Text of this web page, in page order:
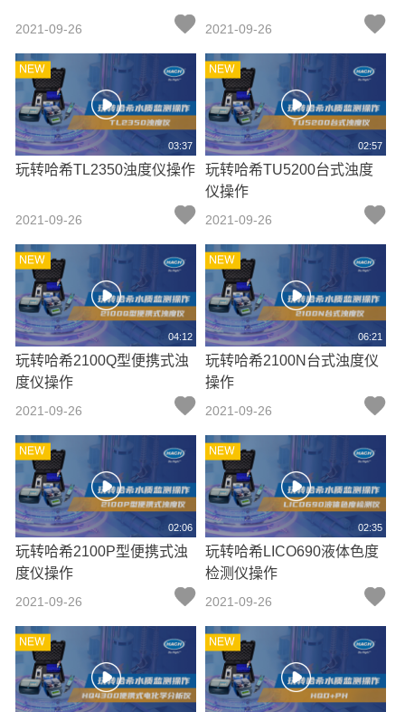
2021-09-26 2021-09-26
03:37
玩转哈希TL2350浊度仪操作
2021-09-26
02:57
玩转哈希TU5200台式浊度
仪操作
2021-09-26
04:12
玩转哈希2100Q型便携式浊
度仪操作
2021-09-26
06:21
玩转哈希2100N台式浊度仪
操作
2021-09-26
02:06
玩转哈希2100P型便携式浊
度仪操作
2021-09-26
02:35
玩转哈希LICO690液体色度
检测仪操作
2021-09-26